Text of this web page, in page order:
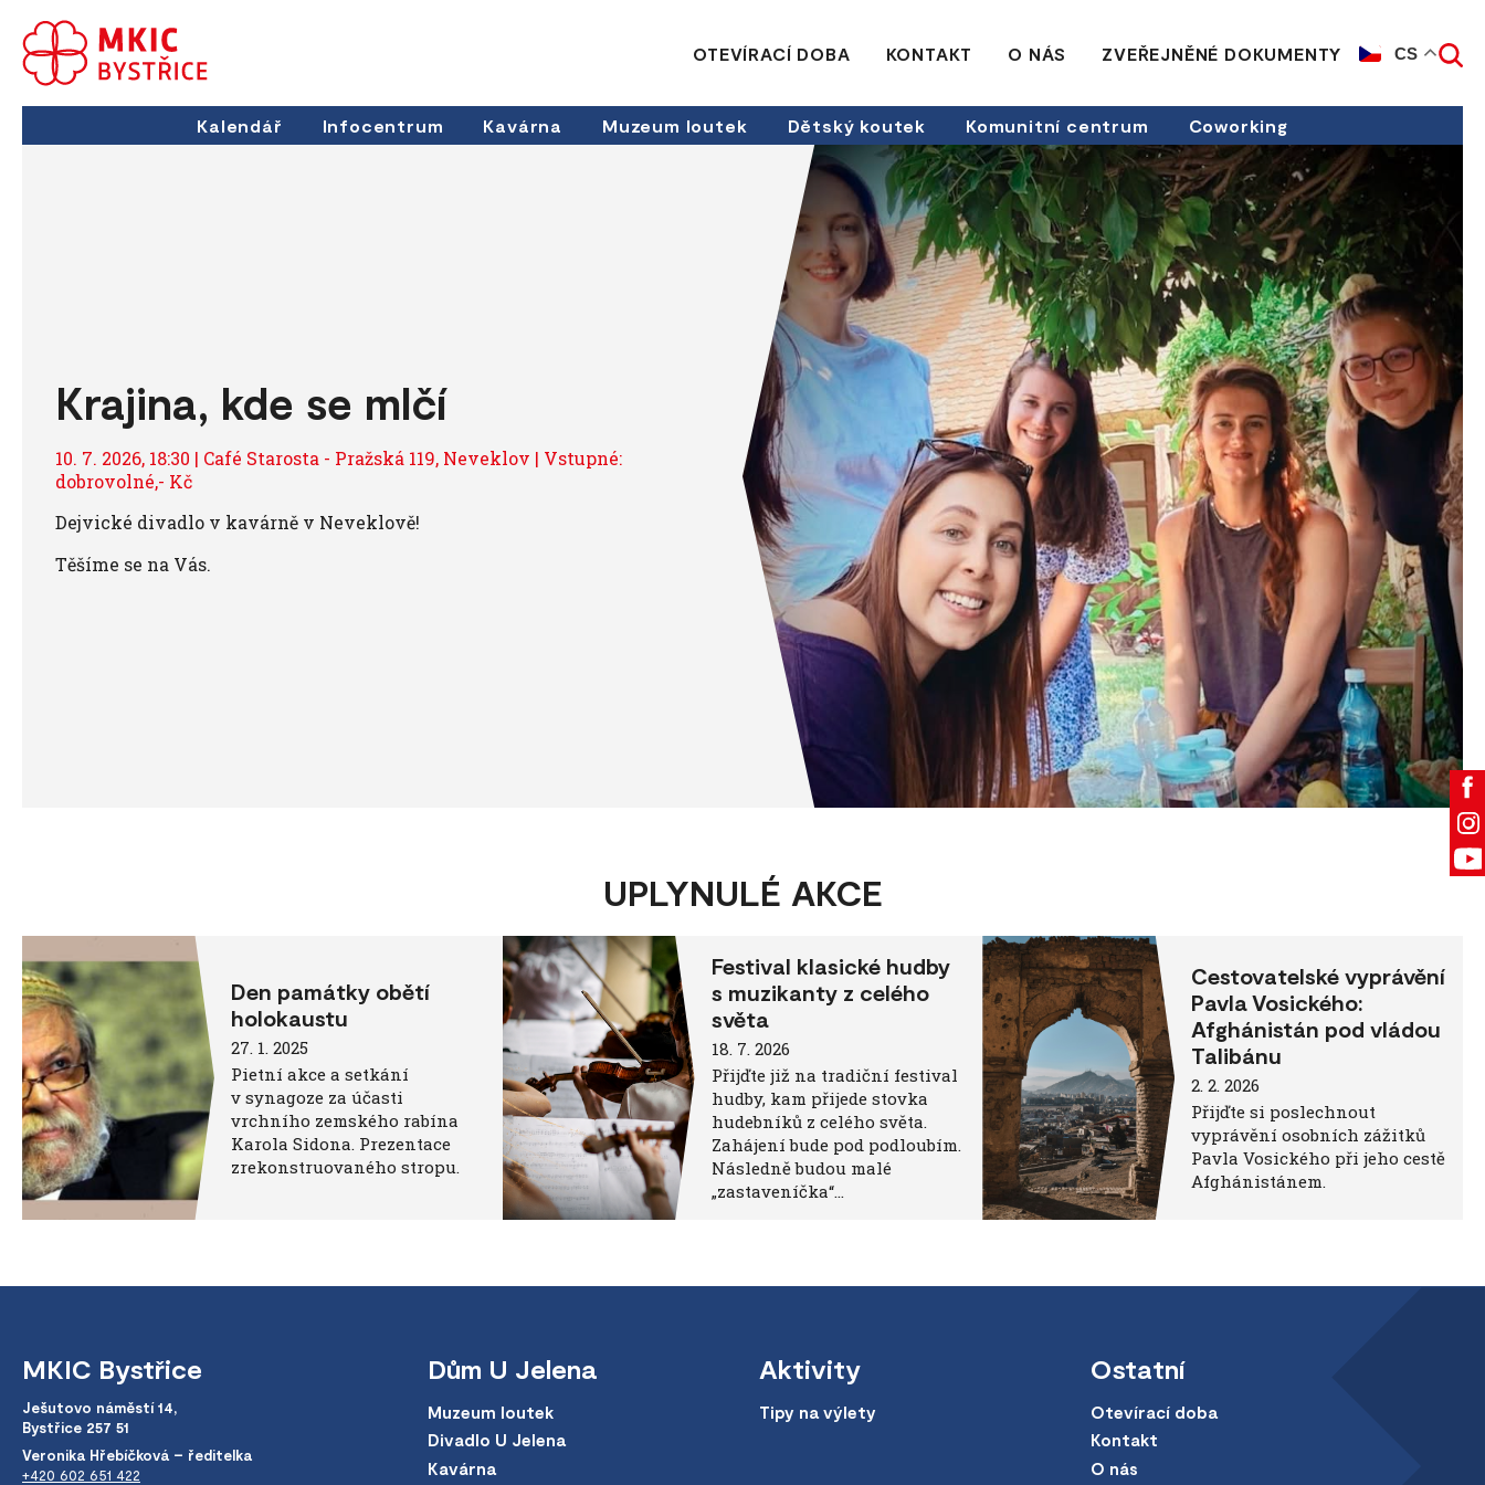
OTEVÍRACÍ DOBA KONTAKT O NÁS ZVEŘEJNĚNÉ DOKUMENTY CS
Kalendář Infocentrum Kavárna Muzeum loutek Dětský koutek Komunitní centrum Coworking
Krajina, kde se mlčí
10. 7. 2026, 18:30 | Café Starosta - Pražská 119, Neveklov | Vstupné:
dobrovolné,- Kč
Dejvické divadlo v kavárně v Neveklově!
Těšíme se na Vás.
UPLYNULÉ AKCE
Den památky obětí
holokaustu
27. 1. 2025
Pietní akce a setkání
v synagoze za účasti
vrchního zemského rabína
Karola Sidona. Prezentace
zrekonstruovaného stropu.
Festival klasické hudby
s muzikanty z celého
světa
18. 7. 2026
Přijďte již na tradiční festival
hudby, kam přijede stovka
hudebníků z celého světa.
Zahájení bude pod podloubím.
Následně budou malé
„zastaveníčka“…
Cestovatelské vyprávění
Pavla Vosického:
Afghánistán pod vládou
Talibánu
2. 2. 2026
Přijďte si poslechnout
vyprávění osobních zážitků
Pavla Vosického při jeho cestě
Afghánistánem.
MKIC Bystřice
Ješutovo náměstí 14,
Bystřice 257 51
Veronika Hřebíčková – ředitelka
+420 602 651 422
Dům U Jelena
Muzeum loutek
Divadlo U Jelena
Kavárna
Aktivity
Tipy na výlety
Ostatní
Otevírací doba
Kontakt
O nás